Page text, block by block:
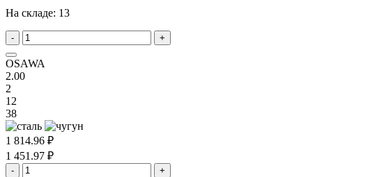
На складе: 13
- +
OSAWA
2.00
2
12
38
1 814.96 ₽
1 451.97 ₽
- +